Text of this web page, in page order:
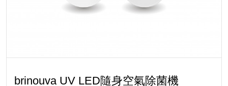
brinouva UV LED隨身空氣除菌機